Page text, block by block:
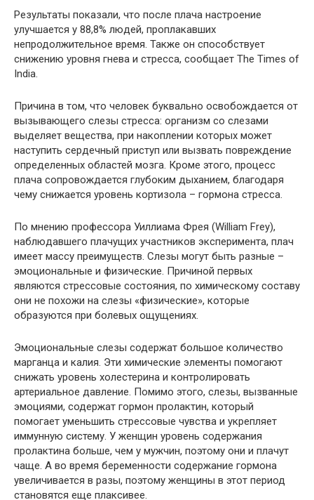
Результаты показали, что после плача настроение
улучшается у 88,8% людей, проплакавших
непродолжительное время. Также он способствует
снижению уровня гнева и стресса, сообщает The Times of
India.
Причина в том, что человек буквально освобождается от
вызывающего слезы стресса: организм со слезами
выделяет вещества, при накоплении которых может
наступить сердечный приступ или вызвать повреждение
определенных областей мозга. Кроме этого, процесс
плача сопровождается глубоким дыханием, благодаря
чему снижается уровень кортизола – гормона стресса.
По мнению профессора Уиллиама Фрея (William Frey),
наблюдавшего плачущих участников эксперимента, плач
имеет массу преимуществ. Слезы могут быть разные –
эмоциональные и физические. Причиной первых
являются стрессовые состояния, по химическому составу
они не похожи на слезы «физические», которые
образуются при болевых ощущениях.
Эмоциональные слезы содержат большое количество
марганца и калия. Эти химические элементы помогают
снижать уровень холестерина и контролировать
артериальное давление. Помимо этого, слезы, вызванные
эмоциями, содержат гормон пролактин, который
помогает уменьшить стрессовые чувства и укрепляет
иммунную систему. У женщин уровень содержания
пролактина больше, чем у мужчин, поэтому они и плачут
чаще. А во время беременности содержание гормона
увеличивается в разы, поэтому женщины в этот период
становятся еще плаксивее.